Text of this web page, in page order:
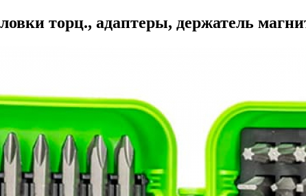
торц., адаптеры, держатель